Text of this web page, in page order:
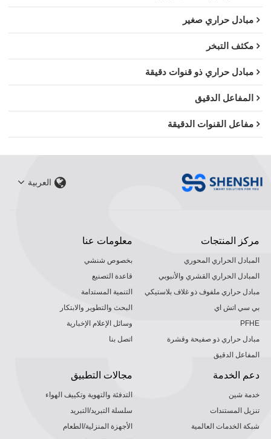
مبادل حراري صغير
مكثف التبخر
مبادل حراري ذو قنوات دقيقة
المفاعل الدقيق
مفاعل القنوات الدقيقة
العربية
معلومات عنا
بخصوص شنشي
قاعدة التصنيع
التنمية المستدامة
البحث والتطوير والابتكار
وسائل الإعلام الإخبارية
اتصل بنا
مركز المنتجات
المبادل الحراري المحوري
المبادل الحراري القشري والأنبوبي
مبادل حراري ملفوف ذو غلاف بلاستيكي
بي سي اتش اي
PFHE
مبادل حراري ذو صفيحة وقشرة
المفاعل الدقيق
مجالات التطبيق
التدفئة والتهوية وتكييف الهواء
سلسلة التبريد/التبريد
الأجهزة المنزلية/الطعام
دعم الخدمة
خدمة شين
تنزيل المستندات
شبكة الخدمات العالمية